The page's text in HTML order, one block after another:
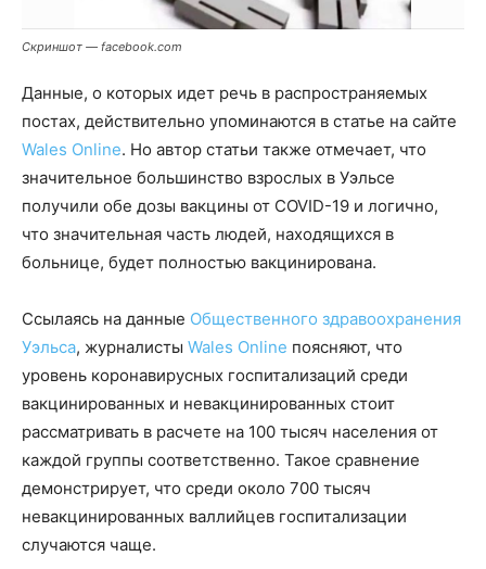
Скриншот — facebook.com
Данные, о которых идет речь в распространяемых
постах, действительно упоминаются в статье на сайте
Wales Online. Но автор статьи также отмечает, что
значительное большинство взрослых в Уэльсе
получили обе дозы вакцины от COVID-19 и логично,
что значительная часть людей, находящихся в
больнице, будет полностью вакцинирована.
Ссылаясь на данные Общественного здравоохранения
Уэльса, журналисты Wales Online поясняют, что
уровень коронавирусных госпитализаций среди
вакцинированных и невакцинированных стоит
рассматривать в расчете на 100 тысяч населения от
каждой группы соответственно. Такое сравнение
демонстрирует, что среди около 700 тысяч
невакцинированных валлийцев госпитализации
случаются чаще.